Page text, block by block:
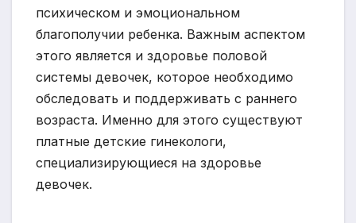
психическом и эмоциональном
благополучии ребенка. Важным аспектом
этого является и здоровье половой
системы девочек, которое необходимо
обследовать и поддерживать с раннего
возраста. Именно для этого существуют
платные детские гинекологи,
специализирующиеся на здоровье
девочек.